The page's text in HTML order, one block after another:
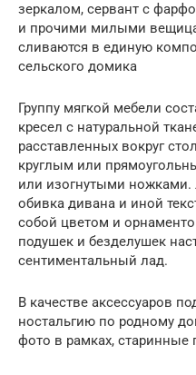
зеркалом, сервант с
и прочими милыми
сливаются в единую
сельского домика
Группу мягкой мебели
кресел с натуральной
расставленных вокруг
круглым или
или изогнутыми ножками.
обивка дивана и иной
собой цветом и
подушек и безделушек
сентиментальный лад.
В качестве аксессуаров
ностальгию по родному
фото в рамках, старинные